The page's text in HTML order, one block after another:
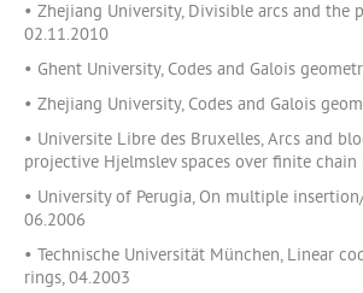
• Zhejiang University, Divisible arcs and the
02.11.2010
• Ghent University, Codes and Galois
• Zhejiang University, Codes and Galois
• Universite Libre des Bruxelles, Arcs and
projective Hjelmslev spaces over finite chain
• University of Perugia, On multiple
06.2006
• Technische Universität München, Linear
rings, 04.2003